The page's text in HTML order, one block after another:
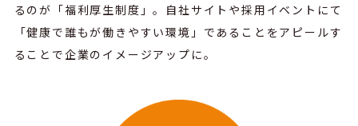
るのが「福利厚生制度」。 自社サイトや採用イベントにて
「健康で誰もが働きやすい環境」であることをアピールす
ることで企業のイメージアップに。